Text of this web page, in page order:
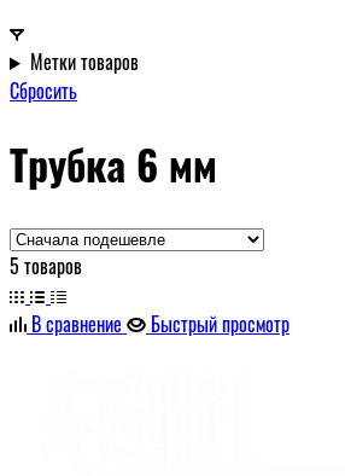
Метки товаров
Сбросить
Трубка 6 мм
5 товаров
В сравнение
Быстрый просмотр